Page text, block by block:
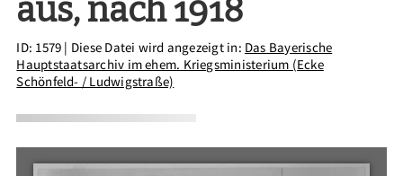
aus, nach 1918
ID: 1579 | Diese Datei wird angezeigt in: Das Bayerische
Hauptstaatsarchiv im ehem. Kriegsministerium (Ecke
Schönfeld- / Ludwigstraße)